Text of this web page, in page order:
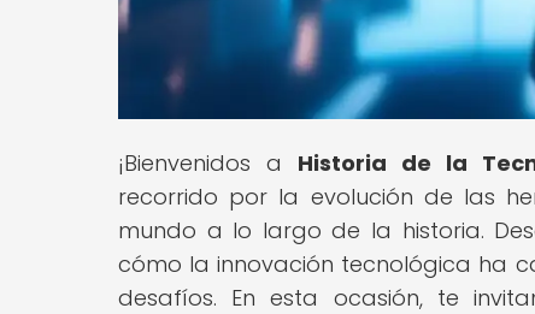
¡Bienvenidos a Historia de la
recorrido por la evolución de las
mundo a lo largo de la historia.
cómo la innovación tecnológica ha
desafíos. En esta ocasión, te